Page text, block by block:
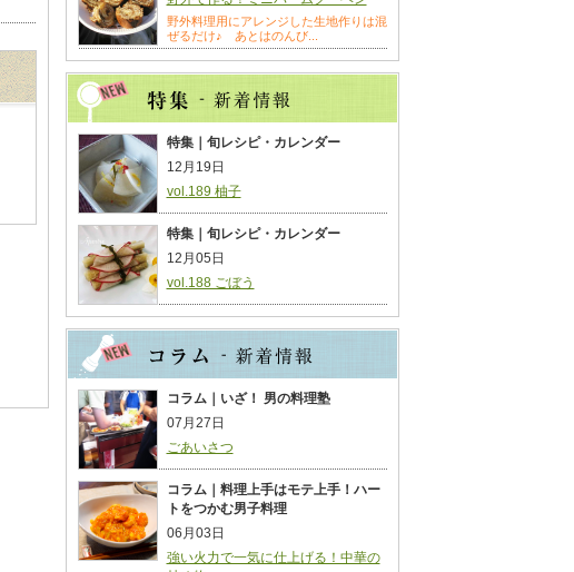
野外料理用にアレンジした生地作りは混
ぜるだけ♪ あとはのんび...
特集｜旬レシピ・カレンダー
12月19日
vol.189 柚子
特集｜旬レシピ・カレンダー
12月05日
vol.188 ごぼう
コラム｜いざ！ 男の料理塾
07月27日
ごあいさつ
コラム｜料理上手はモテ上手！ハー
トをつかむ男子料理
06月03日
強い火力で一気に仕上げる！中華の